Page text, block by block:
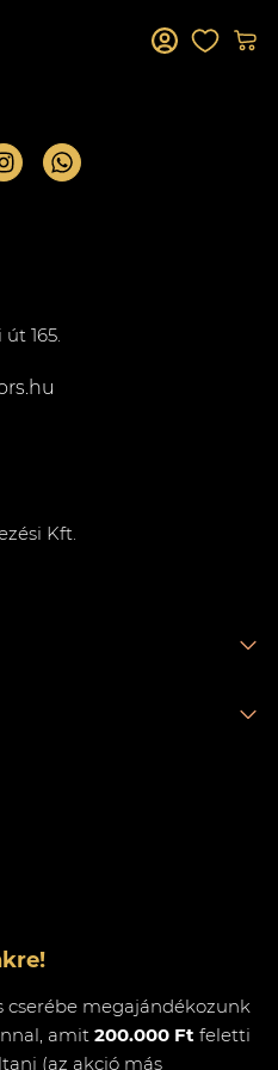
165.
Kft.
cserébe megajándékozunk
amit 200.000 Ft feletti
(az akció más